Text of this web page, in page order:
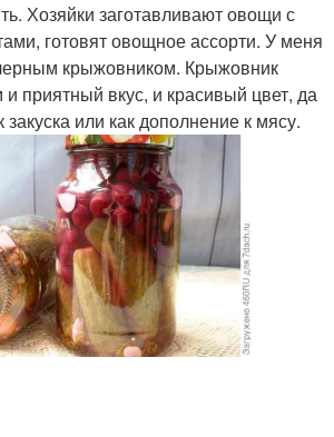
Сочный огурец
Огурцы с водкой
Огурцы по госту
Хозяйки заготавливают овощи с
готовят овощное ассорти. У меня
крыжовником. Крыжовник
и приятный вкус, и красивый цвет, да
или как дополнение к мясу.